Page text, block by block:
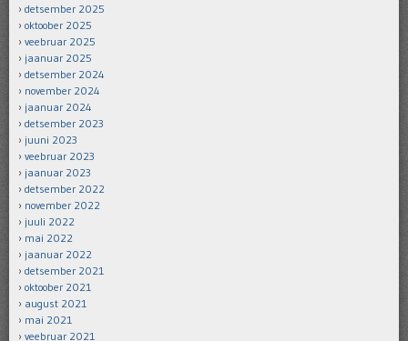
detsember 2025
oktoober 2025
veebruar 2025
jaanuar 2025
detsember 2024
november 2024
jaanuar 2024
detsember 2023
juuni 2023
veebruar 2023
jaanuar 2023
detsember 2022
november 2022
juuli 2022
mai 2022
jaanuar 2022
detsember 2021
oktoober 2021
august 2021
mai 2021
veebruar 2021